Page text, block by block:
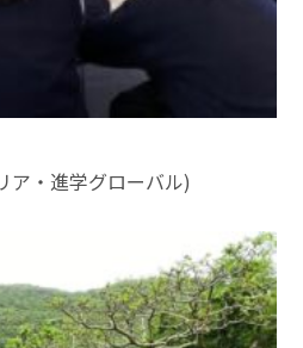
・進学グローバル)